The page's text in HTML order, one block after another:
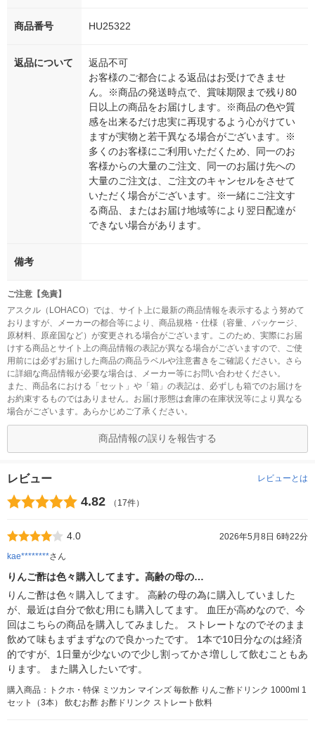
商品番号 HU25322
返品について
返品不可
お客様のご都合による返品はお受けできませ
ん。※商品の発送時点で、賞味期限まで残り80
日以上の商品をお届けします。※商品の色や質
感を出来るだけ忠実に再現するよう心がけてい
ますが実物と若干異なる場合がございます。※
多くのお客様にご利用いただくため、同一のお
客様からの大量のご注文、同一のお届け先への
大量のご注文は、ご注文のキャンセルをさせて
いただく場合がございます。※一緒にご注文す
る商品、またはお届け地域等により翌日配達が
できない場合があります。
備考
ご注意【免責】
アスクル（LOHACO）では、サイト上に最新の商品情報を表示するよう努めて
おりますが、メーカーの都合等により、商品規格・仕様（容量、パッケージ、
原材料、原産国など）が変更される場合がございます。このため、実際にお届
けする商品とサイト上の商品情報の表記が異なる場合がございますので、ご使
用前には必ずお届けした商品の商品ラベルや注意書きをご確認ください。さら
に詳細な商品情報が必要な場合は、メーカー等にお問い合わせください。
また、商品名における「セット」や「箱」の表記は、必ずしも箱でのお届けを
お約束するものではありません。お届け形態は倉庫の在庫状況等により異なる
場合がございます。あらかじめご了承ください。
商品情報の誤りを報告する
レビュー レビューとは
4.82 （17件）
4.0
2026年5月8日 6時22分
kae********さん
りんご酢は色々購入してます。高齢の母の…
りんご酢は色々購入してます。 高齢の母の為に購入していました
が、最近は自分で飲む用にも購入してます。 血圧が高めなので、今
回はこちらの商品を購入してみました。 ストレートなのでそのまま
飲めて味もまずまずなので良かったです。 1本で10日分なのは経済
的ですが、1日量が少ないので少し割ってかさ増しして飲むこともあ
ります。 また購入したいです。
購入商品：トクホ・特保 ミツカン マインズ 毎飲酢 りんご酢ドリンク 1000ml 1
セット（3本） 飲むお酢 お酢ドリンク ストレート飲料